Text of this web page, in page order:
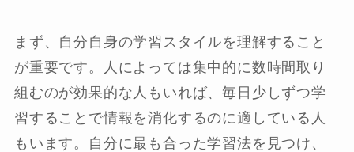
まず、自分自身の学習スタイルを理解すること
が重要です。人によっては集中的に数時間取り
組むのが効果的な人もいれば、毎日少しずつ学
習することで情報を消化するのに適している人
もいます。自分に最も合った学習法を見つけ、